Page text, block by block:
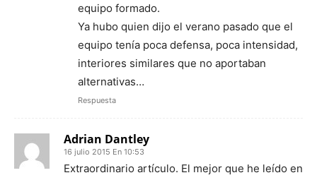
equipo formado.
Ya hubo quien dijo el verano pasado que el
equipo tenía poca defensa, poca intensidad,
interiores similares que no aportaban
alternativas…
Respuesta
Adrian Dantley
16 julio 2015 En 10:53
Extraordinario artículo. El mejor que he leído en